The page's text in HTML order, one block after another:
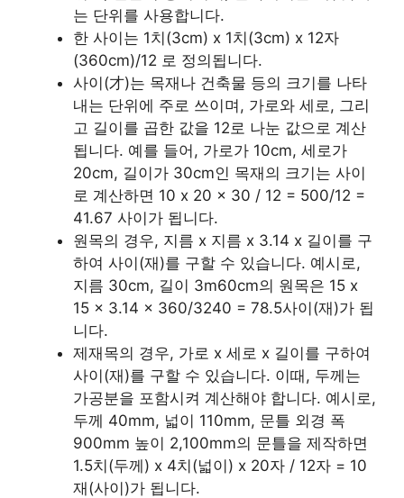
는 단위를 사용합니다.
한 사이는 1치(3cm) x 1치(3cm) x 12자
(360cm)/12 로 정의됩니다.
사이(才)는 목재나 건축물 등의 크기를 나타
내는 단위에 주로 쓰이며, 가로와 세로, 그리
고 길이를 곱한 값을 12로 나눈 값으로 계산
됩니다. 예를 들어, 가로가 10cm, 세로가
20cm, 길이가 30cm인 목재의 크기는 사이
로 계산하면 10 x 20 x 30 / 12 = 500/12 =
41.67 사이가 됩니다.
원목의 경우, 지름 x 지름 x 3.14 x 길이를 구
하여 사이(재)를 구할 수 있습니다. 예시로,
지름 30cm, 길이 3m60cm의 원목은 15 x
15 x 3.14 x 360/3240 = 78.5사이(재)가 됩
니다.
제재목의 경우, 가로 x 세로 x 길이를 구하여
사이(재)를 구할 수 있습니다. 이때, 두께는
가공분을 포함시켜 계산해야 합니다. 예시로,
두께 40mm, 넓이 110mm, 문틀 외경 폭
900mm 높이 2,100mm의 문틀을 제작하면
1.5치(두께) x 4치(넓이) x 20자 / 12자 = 10
재(사이)가 됩니다.